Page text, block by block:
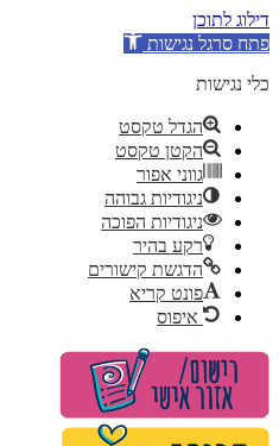
דילוג לתוכן
פתח סרגל נגישות
כלי נגישות
הגדל טקסט
הקטן טקסט
גווני אפור
ניגודיות גבוהה
ניגודיות הפוכה
רקע בהיר
הדגשת קישורים
פונט קריא
איפוס
דלג